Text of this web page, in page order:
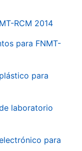
RCM 2014
para FNMT-
para
laboratorio
para